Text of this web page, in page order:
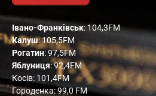
Івано-Франківськ: 104,3FM
Калуш: 105,5FM
Рогатин: 97,5FM
Яблуниця: 92,4FM
Косів: 101,4FM
Городенка: 99,0 FM